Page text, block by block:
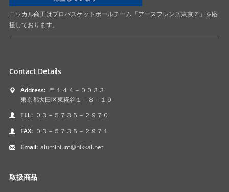
ニッカル商工はプロバスケットボールチーム「アースフレンズ東京Ｚ」を応
援しております。
Contact Details
Address: 〒１４４－００３３
東京都大田区東糀谷１－８－１９
TEL: ０３－５７３５－２９７０
FAX: ０３－５７３５－２９７１
Email: aluminium@nikkal.net
取扱商品